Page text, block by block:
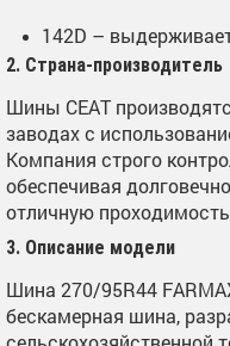
142D –
2. Страна-производитель
Шины CEAT
заводах с
Компания строго
обеспечивая
отличную
3. Описание модели
Шина 270/95R44
бескамерная шина,